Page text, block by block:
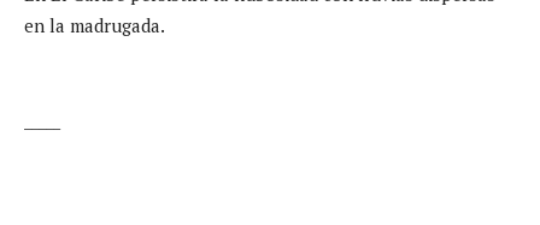
en la madrugada.